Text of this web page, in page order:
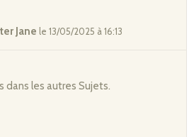
Jane le 13/05/2025 à 16:13
dans les autres Sujets.